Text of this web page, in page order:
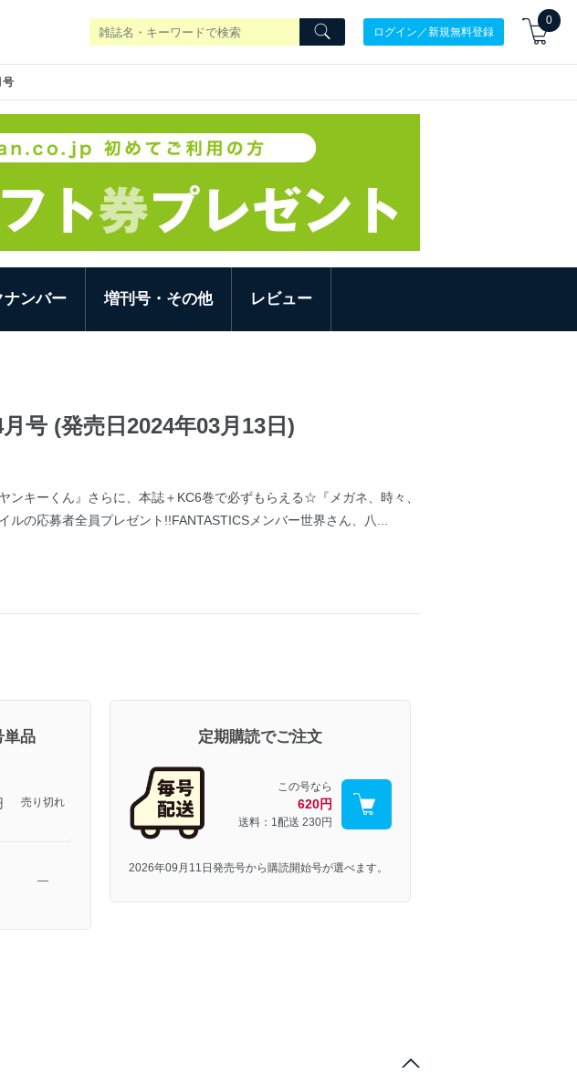
ログイン／新規無料登録
0
号
ナンバー 増刊号・その他 レビュー
号 (発売日2024年03月13日)
キーくん』さらに、本誌＋KC6巻で必ずもらえる☆『メガネ、時々、
ルの応募者全員プレゼント!!FANTASTICSメンバー世界さん、八...
単品
売り切れ
―
定期購読でご注文
この号なら
620円
送料：1配送 230円
2026年09月11日発売号から購読開始号が選べます。